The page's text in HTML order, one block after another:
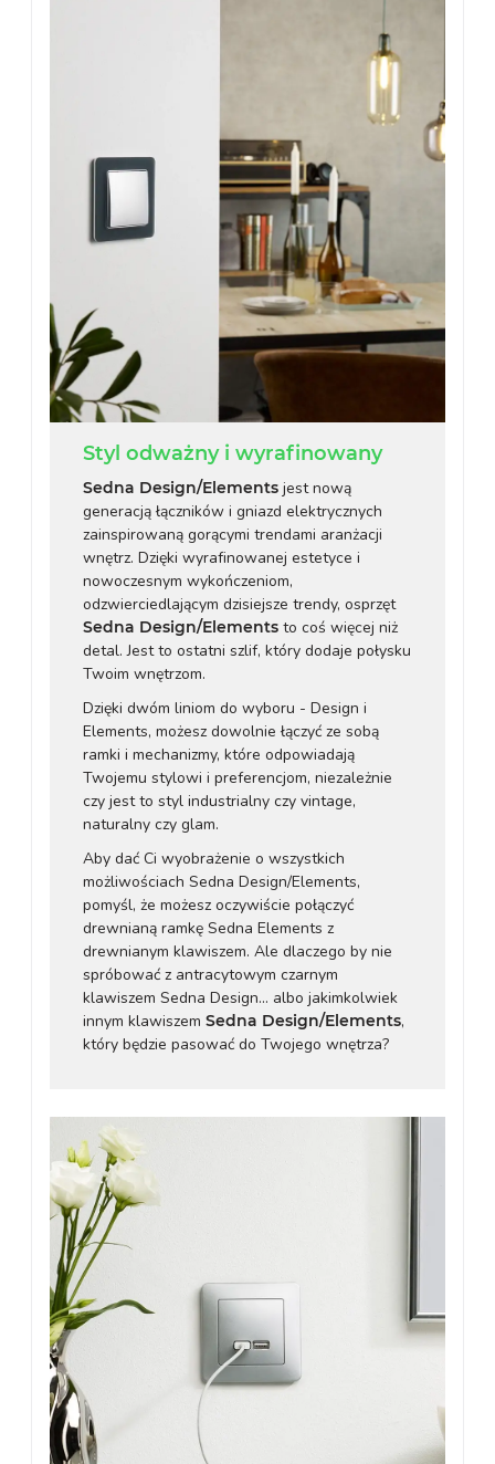
Styl odważny i wyrafinowany
Sedna Design/Elements jest nową
generacją łączników i gniazd elektrycznych
zainspirowaną gorącymi trendami aranżacji
wnętrz. Dzięki wyrafinowanej estetyce i
nowoczesnym wykończeniom,
odzwierciedlającym dzisiejsze trendy, osprzęt
Sedna Design/Elements to coś więcej niż
detal. Jest to ostatni szlif, który dodaje połysku
Twoim wnętrzom.
Dzięki dwóm liniom do wyboru - Design i
Elements, możesz dowolnie łączyć ze sobą
ramki i mechanizmy, które odpowiadają
Twojemu stylowi i preferencjom, niezależnie
czy jest to styl industrialny czy vintage,
naturalny czy glam.
Aby dać Ci wyobrażenie o wszystkich
możliwościach Sedna Design/Elements,
pomyśl, że możesz oczywiście połączyć
drewnianą ramkę Sedna Elements z
drewnianym klawiszem. Ale dlaczego by nie
spróbować z antracytowym czarnym
klawiszem Sedna Design... albo jakimkolwiek
innym klawiszem Sedna Design/Elements,
który będzie pasować do Twojego wnętrza?